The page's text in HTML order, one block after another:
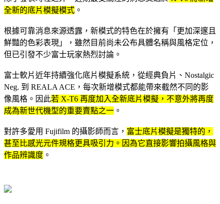
全新的底片模擬模式 。
根據可靠消息來源透露，新模式的特色在於擁有「更加深邃且
鮮豔的色彩表現」，雖然目前尚未公布具體名稱與風格定位，
但已引發不少富士玩家熱烈討論。
富士軟片近年持續強化底片模擬系統，從經典負片、Nostalgic
Neg. 到 REALA ACE，每次新增模式都能帶來截然不同的影
像風格。因此若 X-T6 再度加入全新底片模擬，不意外將再度
成為新世代機型的重要賣點之一 。
對許多愛用 Fujifilm 的攝影師而言， 富士底片模擬是獨特的，
甚至比感光元件規格更具吸引力。因為它直接影響拍攝風格與
作品辨識度 。